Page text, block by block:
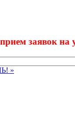
на
»